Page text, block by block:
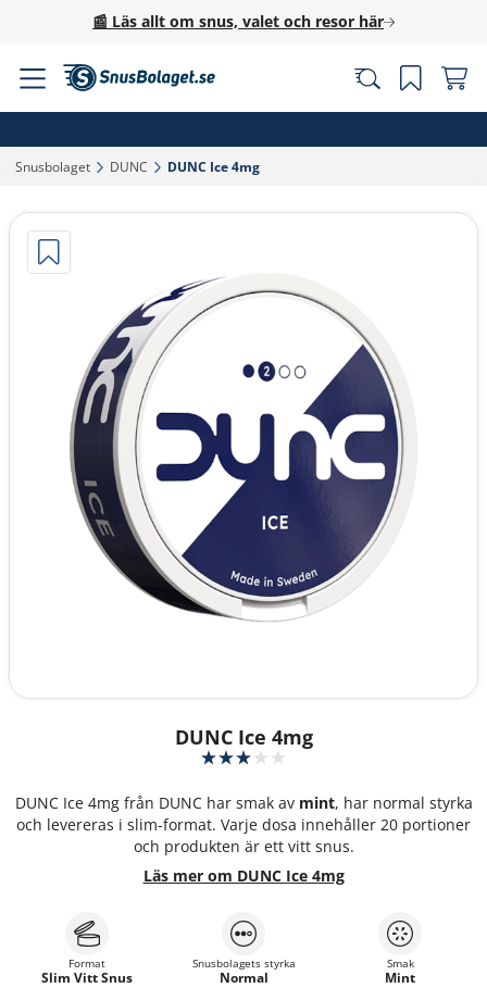
📰 Läs allt om snus, valet och resor här
Snusbolaget‎ DUNC‎ DUNC Ice 4mg‎
DUNC Ice 4mg
DUNC Ice 4mg från DUNC har smak av mint, har normal styrka
och levereras i slim-format. Varje dosa innehåller 20 portioner
och produkten är ett vitt snus.
Läs mer om DUNC Ice 4mg
Format
Slim Vitt Snus
Snusbolagets styrka
Normal
Smak
Mint